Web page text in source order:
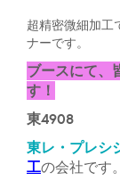
超精密微細加工
ナーです。
ブースにて、
す！
東4908
東レ・プレシ
工の会社です。